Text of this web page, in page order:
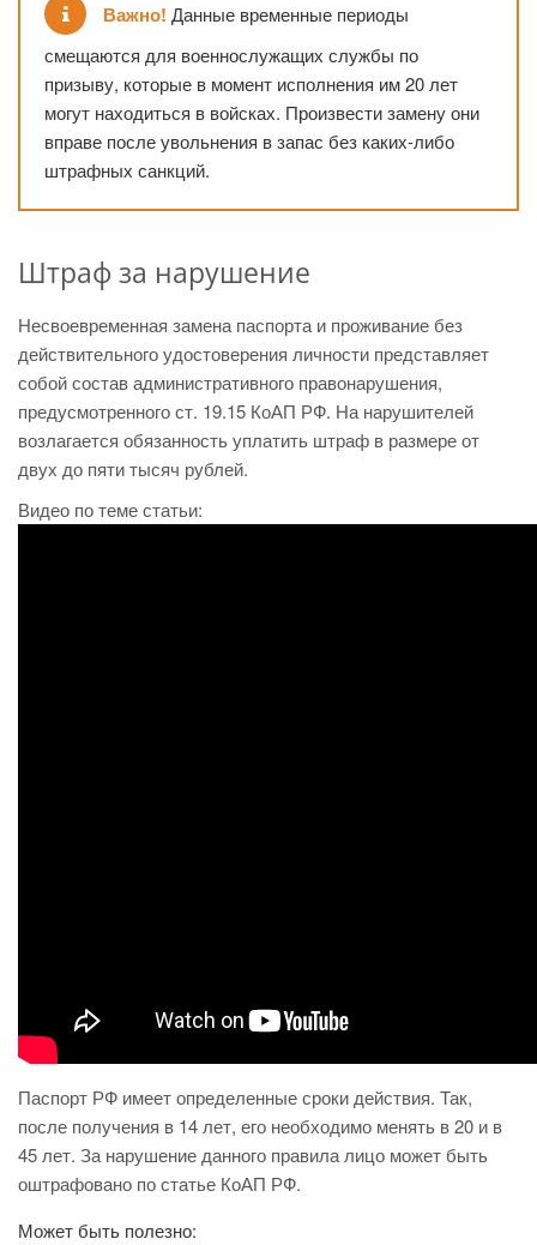
Важно! Данные временные периоды
смещаются для военнослужащих службы по
призыву, которые в момент исполнения им 20 лет
могут находиться в войсках. Произвести замену они
вправе после увольнения в запас без каких-либо
штрафных санкций.
Штраф за нарушение
Несвоевременная замена паспорта и проживание без
действительного удостоверения личности представляет
собой состав административного правонарушения,
предусмотренного ст. 19.15 КоАП РФ. На нарушителей
возлагается обязанность уплатить штраф в размере от
двух до пяти тысяч рублей.
Видео по теме статьи:
Паспорт РФ имеет определенные сроки действия. Так,
после получения в 14 лет, его необходимо менять в 20 и в
45 лет. За нарушение данного правила лицо может быть
оштрафовано по статье КоАП РФ.
Может быть полезно: